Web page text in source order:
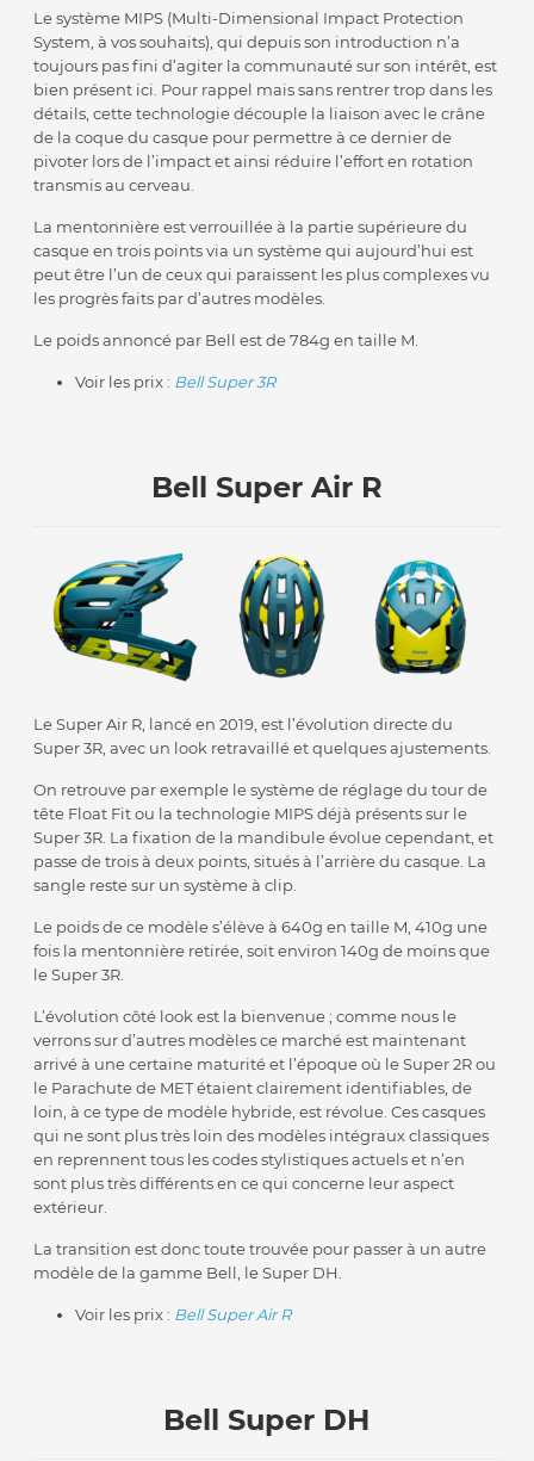
Le système MIPS (Multi-Dimensional Impact Protection
System, à vos souhaits), qui depuis son introduction n’a
toujours pas fini d’agiter la communauté sur son intérêt, est
bien présent ici. Pour rappel mais sans rentrer trop dans les
détails, cette technologie découple la liaison avec le crâne
de la coque du casque pour permettre à ce dernier de
pivoter lors de l’impact et ainsi réduire l’effort en rotation
transmis au cerveau.
La mentonnière est verrouillée à la partie supérieure du
casque en trois points via un système qui aujourd’hui est
peut être l’un de ceux qui paraissent les plus complexes vu
les progrès faits par d’autres modèles.
Le poids annoncé par Bell est de 784g en taille M.
Voir les prix : Bell Super 3R
Bell Super Air R
Le Super Air R, lancé en 2019, est l’évolution directe du
Super 3R, avec un look retravaillé et quelques ajustements.
On retrouve par exemple le système de réglage du tour de
tête Float Fit ou la technologie MIPS déjà présents sur le
Super 3R. La fixation de la mandibule évolue cependant, et
passe de trois à deux points, situés à l’arrière du casque. La
sangle reste sur un système à clip.
Le poids de ce modèle s’élève à 640g en taille M, 410g une
fois la mentonnière retirée, soit environ 140g de moins que
le Super 3R.
L’évolution côté look est la bienvenue ; comme nous le
verrons sur d’autres modèles ce marché est maintenant
arrivé à une certaine maturité et l’époque où le Super 2R ou
le Parachute de MET étaient clairement identifiables, de
loin, à ce type de modèle hybride, est révolue. Ces casques
qui ne sont plus très loin des modèles intégraux classiques
en reprennent tous les codes stylistiques actuels et n’en
sont plus très différents en ce qui concerne leur aspect
extérieur.
La transition est donc toute trouvée pour passer à un autre
modèle de la gamme Bell, le Super DH.
Voir les prix : Bell Super Air R
Bell Super DH